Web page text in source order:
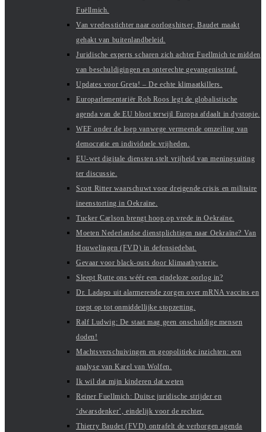
Fuëllmich.
Van vredesstichter naar oorlogshitser, Baudet maakt
gehakt van buitenlandbeleid.
Juridische experts scharen zich achter Fuellmich te midden
van beschuldigingen en onterechte gevangenisstraf.
Updates voor Greta! – De echte klimaatkillers.
Europarlementariër Rob Roos legt de globalistische
agenda van de EU bloot terwijl Europa afdaalt in dystopie.
WEF onder de loep vanwege vermeende omzeiling van
democratie en individuele vrijheden.
EU-wet digitale diensten stelt vrijheid van meningsuiting
ter discussie.
Scott Ritter waarschuwt voor dreigende crisis en militaire
ineenstorting in Oekraïne.
Tucker Carlson brengt hoop op vrede in Oekraïne.
Moeten Nederlandse dienstplichtigen naar Oekraïne? Van
Houwelingen (FVD) in defensiedebat.
Gevaar voor black-outs door klimaathysterie.
Sleept Rutte ons wéér een eindeloze oorlog in?
Dr. Ladapo uit alarmerende zorgen over mRNA vaccins en
roept op tot onmiddellijke stopzetting.
Ralf Ludwig: De staat mag geen onschuldige mensen
doden!
Machtsverschuivingen en geopolitieke inzichten: een
analyse van Karel van Wolfen.
Ik wil dat mijn kinderen dat weten
Reiner Fuellmich: Duitse juridische strijder en
‘dwarsdenker’, eindelijk voor de rechter.
Thierry Baudet (FVD) ontrafelt de verborgen agenda